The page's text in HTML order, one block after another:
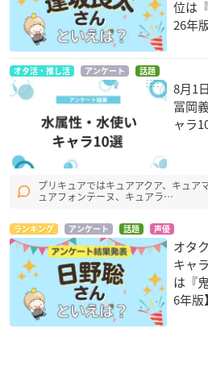
位は
26年版
オタ活・推し活 アンケート 話題
8月1
冨岡
ャラ
プリキュアではキュアアクア、キュア
ュアフォンテーヌ、キュアラ…
ランキング アンケート 話題 声優
オタ
キャ
は『
6年版】